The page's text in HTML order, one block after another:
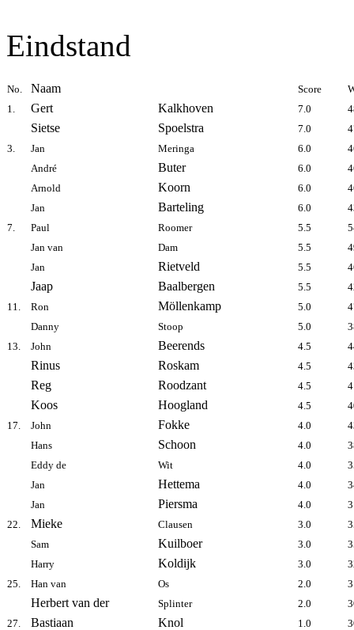
Eindstand
No. Naam Score
1.
Gert Kalkhoven 7.0
Sietse Spoelstra 7.0
3.
Jan Meringa 6.0
André
Buter 6.0
Arnold
Koorn 6.0
Jan
Barteling 6.0
7.
Paul Roomer 5.5
Jan van
Dam 5.5
Jan
Rietveld 5.5
Jaap Baalbergen 5.5
11.
Ron Möllenkamp 5.0
Danny
Stoop 5.0
13.
John Beerends 4.5
Rinus Roskam 4.5
Reg Roodzant 4.5
Koos Hoogland 4.5
17.
John Fokke 4.0
Hans
Schoon 4.0
Eddy de
Wit 4.0
Jan
Hettema 4.0
Jan
Piersma 4.0
22.
Mieke Clausen 3.0
Sam
Kuilboer 3.0
Harry
Koldijk 3.0
25.
Han van Os 2.0
Herbert van der Splinter 2.0
27.
Bastiaan Knol 1.0